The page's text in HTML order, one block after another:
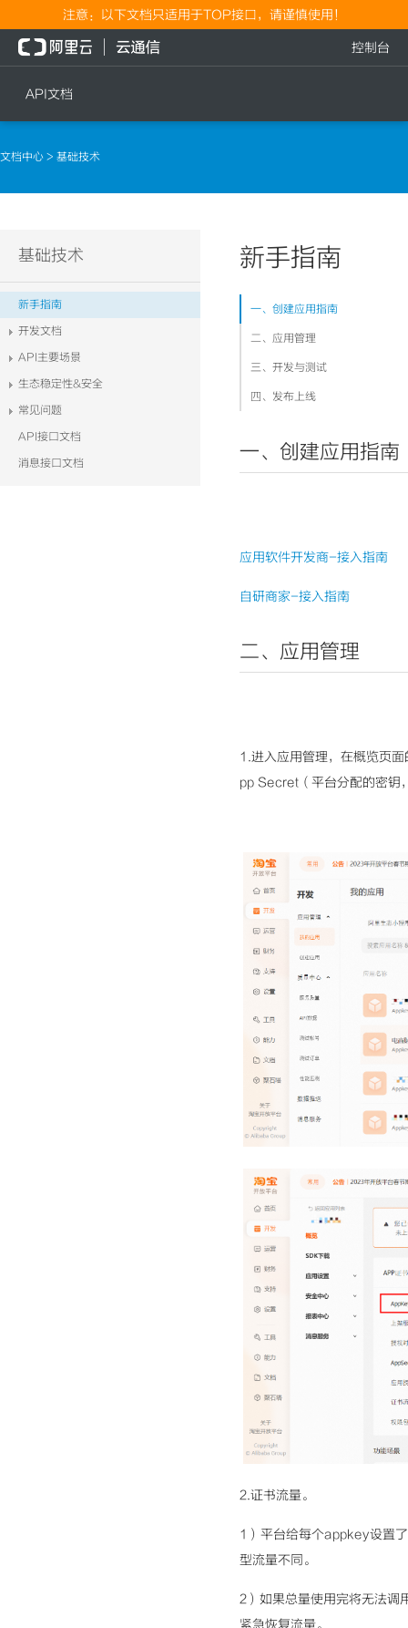
注意：以下文档只适用于TOP接口，请谨慎使用！
API文档
流量充值档位查询
流量充值
控制台
文档中心 > 基础技术
基础技术
新手指南
开发文档
API主要场景
生态稳定性&安全
常见问题
API接口文档
消息接口文档
新手指南
一、创建应用指南
二、应用管理
三、开发与测试
四、发布上线
一、创建应用指南
应用软件开发商-接入指南
自研商家-接入指南
二、应用管理
1.进入应用管理，在概览页
pp Secret（平台分配的密钥
2.证书流量。
1）平台给每个appkey设置
型流量不同。
2）如果总量使用完将无法调
紧急恢复流量。